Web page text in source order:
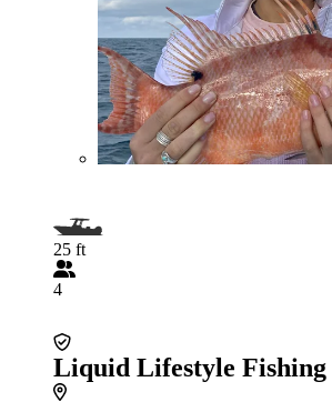
25 ft
4
Liquid Lifestyle